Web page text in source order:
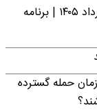
جدول قطعی برق البرز و کرج روز پنجشنبه ۱۵ مرداد ۱۴۰۵ | برنامه
حمله گسترده